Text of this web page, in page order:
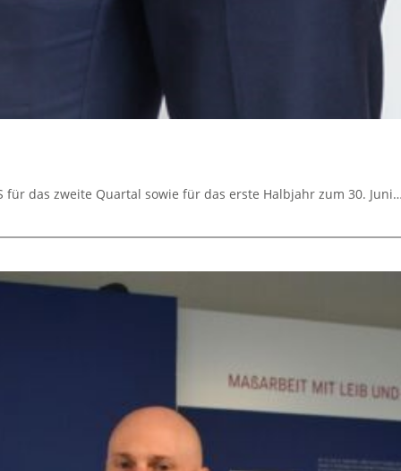
für das zweite Quartal sowie für das erste Halbjahr zum 30.